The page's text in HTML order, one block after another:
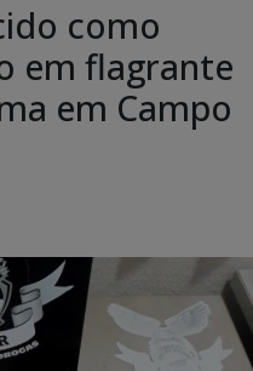
como
em flagrante
em Campo